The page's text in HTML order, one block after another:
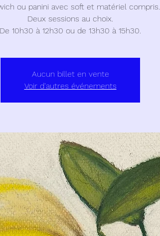
ou panini avec soft et matériel compris.
Deux sessions au choix.
De 10h30 à 12h30 ou de 13h30 à 15h30.
Aucun billet en vente
Voir d'autres événements